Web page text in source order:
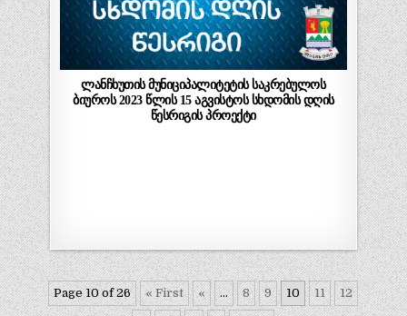
ლანჩხუთის მუნიციპალიტეტის საკრებულოს
ბიუროს 2023 წლის 15 აგვისტოს სხდომის დღის
წესრიგის პროექტი
Page 10 of 26 « First « ... 8 9 10 11 12